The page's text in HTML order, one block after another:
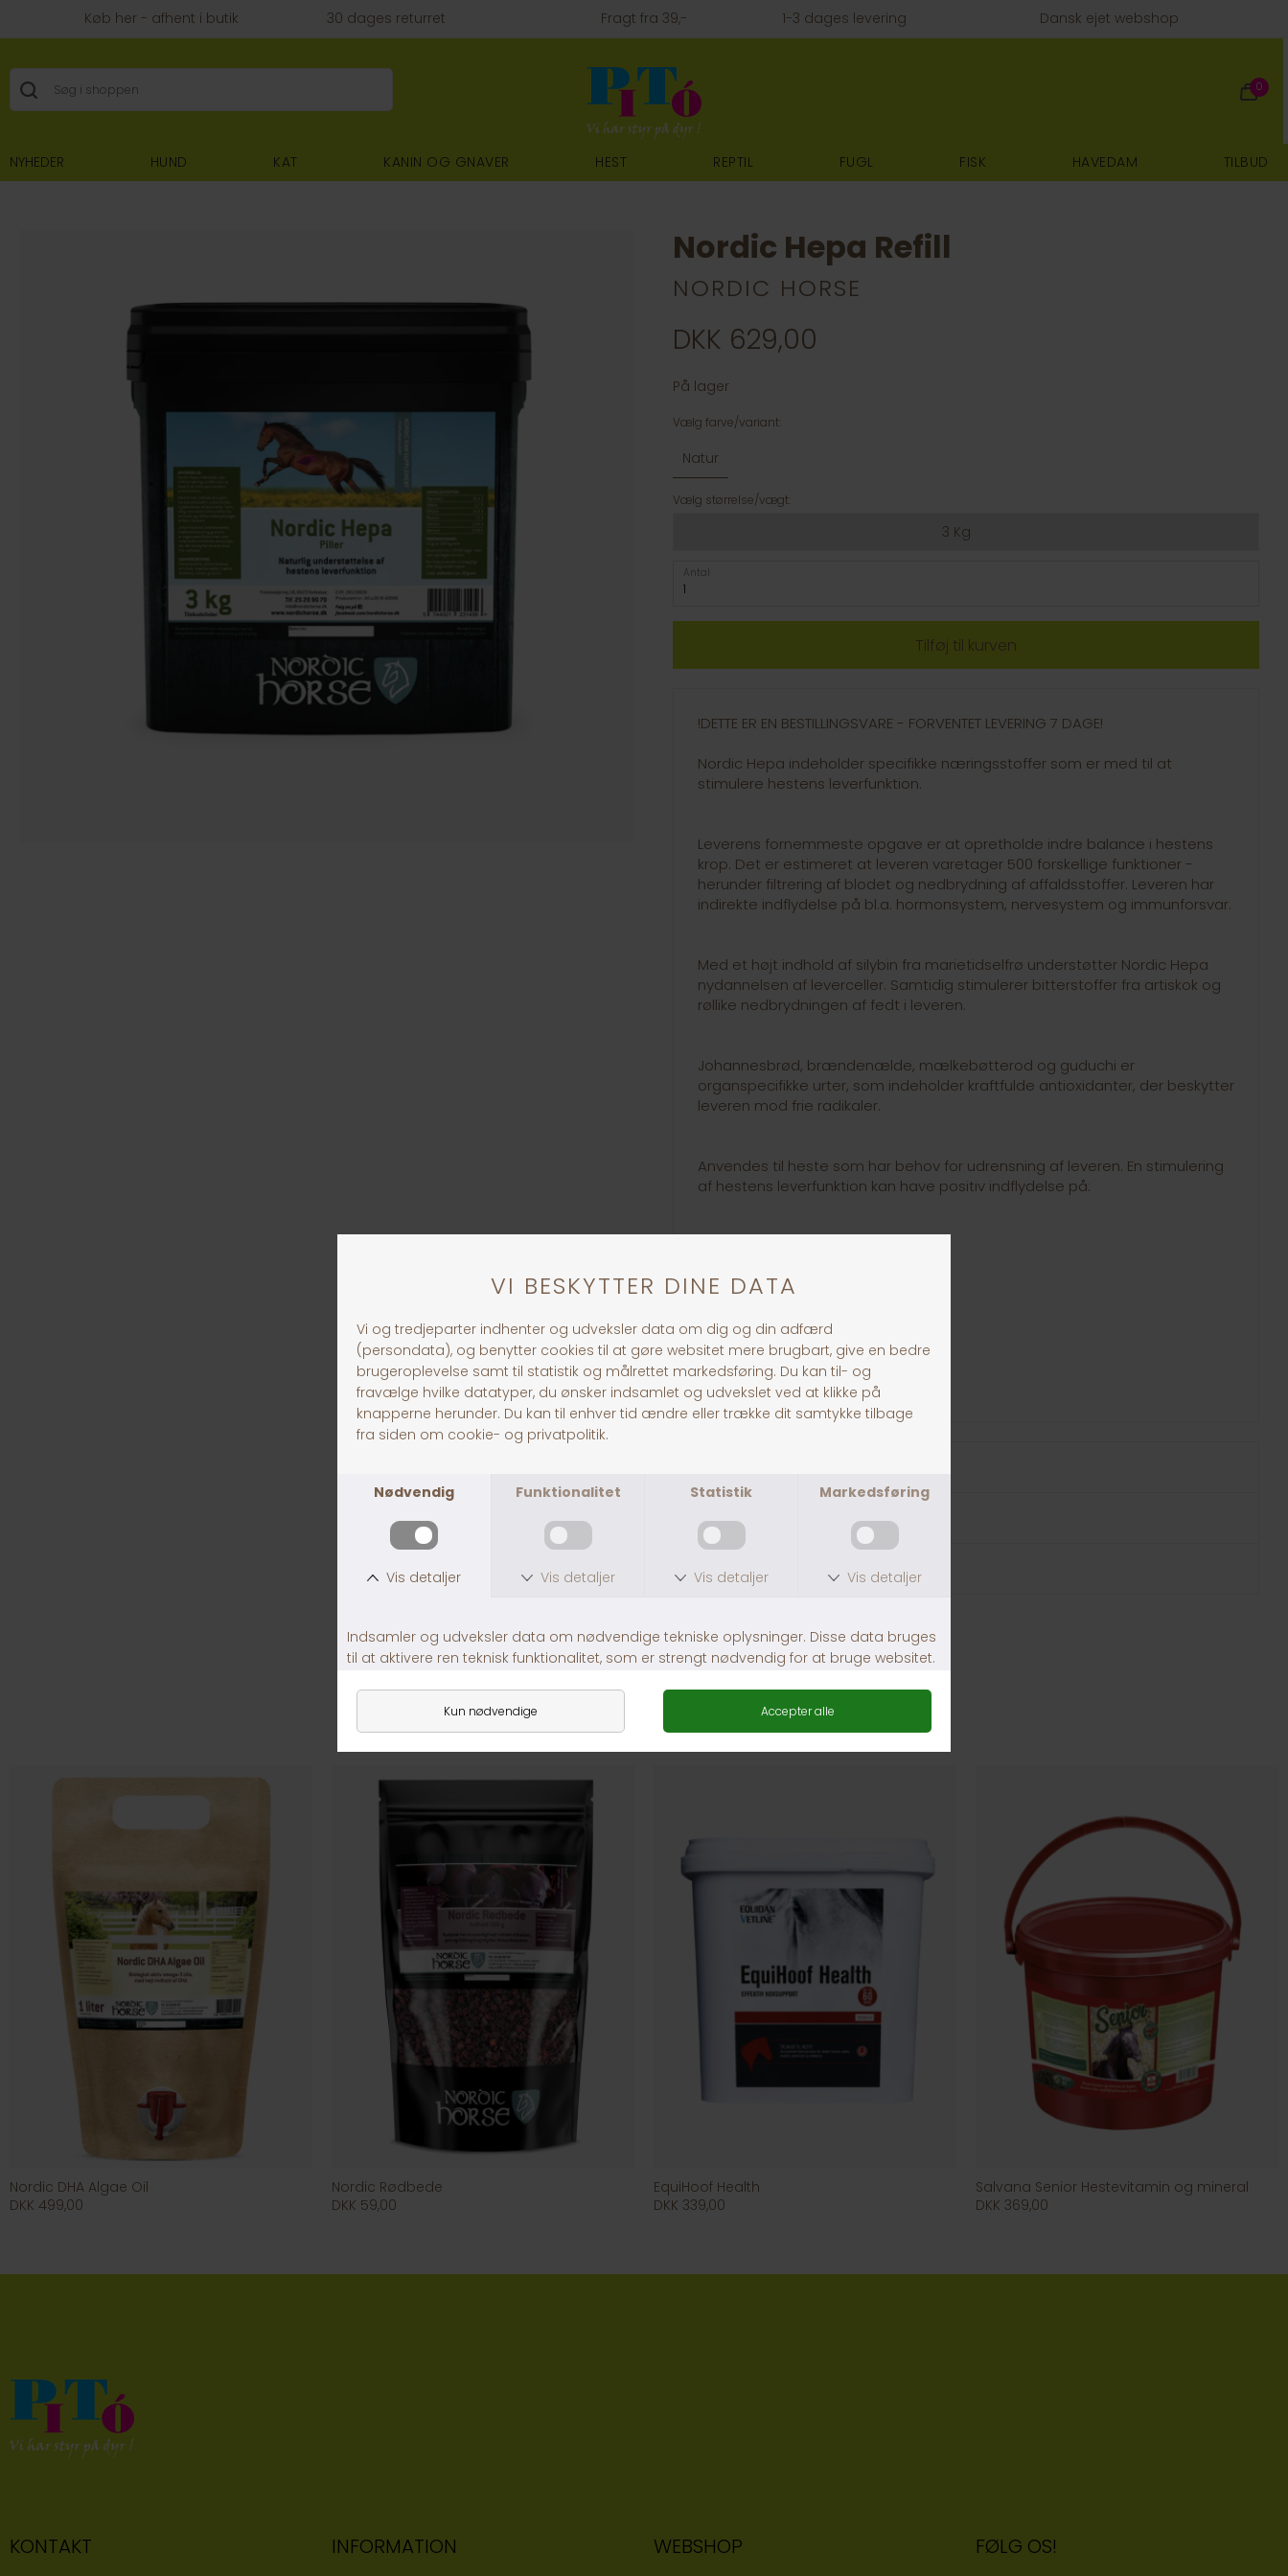
Køb her - afhent i butik 30 dages returret Fragt fra 39,- 1-3 dages levering Dansk ejet webshop
0
NYHEDER HUND KAT KANIN OG GNAVER HEST REPTIL FUGL FISK HAVEDAM TILBUD
Nordic Hepa Refill
NORDIC HORSE
DKK 629,00
På lager
Vælg farve/variant:
Natur
Vælg størrelse/vægt:
3 Kg
Antal
!DETTE ER EN BESTILLINGSVARE - FORVENTET LEVERING 7 DAGE!
Nordic Hepa indeholder specifikke næringsstoffer som er med til at
stimulere hestens leverfunktion.
Leverens fornemmeste opgave er at opretholde indre balance i hestens
krop. Det er estimeret at leveren varetager 500 forskellige funktioner -
herunder filtrering af blodet og nedbrydning af affaldsstoffer. Leveren har
indirekte indflydelse på bl.a. hormonsystem, nervesystem og immunforsvar.
Med et højt indhold af silybin fra marietidselfrø understøtter Nordic Hepa
nydannelsen af leverceller. Samtidig stimulerer bitterstoffer fra artiskok og
røllike nedbrydningen af fedt i leveren.
Johannesbrød, brændenælde, mælkebøtterod og guduchi er
organspecifikke urter, som indeholder kraftfulde antioxidanter, der beskytter
leveren mod frie radikaler.
Anvendes til heste som har behov for udrensning af leveren. En stimulering
af hestens leverfunktion kan have positiv indflydelse på:
lamellerne i hestens hove
insulinfølsomhed
hormonelle problemer
immunforsvaret
nervesystemet
Fragt fra 39,-
1-3 dages levering
ANDRE KØBTE OGSÅ
Nordic DHA Algae Oil
DKK 499,00
Nordic Rødbede
DKK 59,00
EquiHoof Health
DKK 339,00
Salvana Senior Hestevitamin og mineral
DKK 369,00
KONTAKT INFORMATION WEBSHOP FØLG OS!